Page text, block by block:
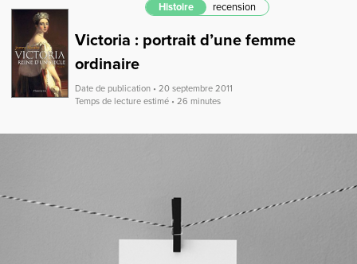
Histoire recension
Victoria : portrait d’une femme
ordinaire
Date de publication • 20 septembre 2011
Temps de lecture estimé • 26 minutes